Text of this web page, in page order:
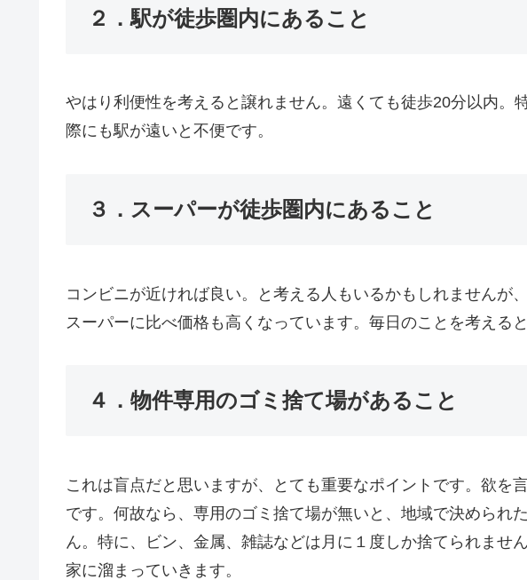
２．駅が徒歩圏内にあること
やはり利便性を考えると譲れません。遠くても徒歩20分以内。
際にも駅が遠いと不便です。
３．スーパーが徒歩圏内にあること
コンビニが近ければ良い。と考える人もいるかもしれませんが
スーパーに比べ価格も高くなってい ます。毎日のことを考える
４．物件専用のゴミ捨て場があること
これは盲点だと思いますが、とても重要なポイントです。欲を言
です。何故なら、専用のゴミ捨て場が無いと、地域で決められ
ん。 特に、ビン、金属、雑誌などは月に１度しか捨てられませ
家に溜まっていきます。